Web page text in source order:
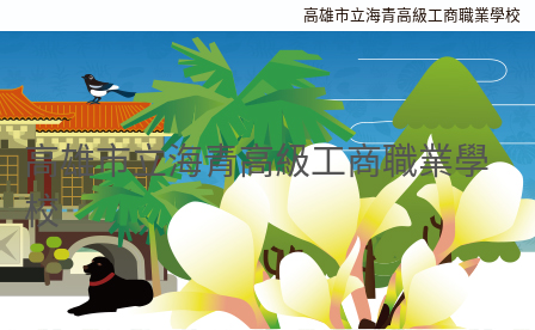
高雄市立海青高級工商職業學校
高雄市立海青高級工商職業學
校